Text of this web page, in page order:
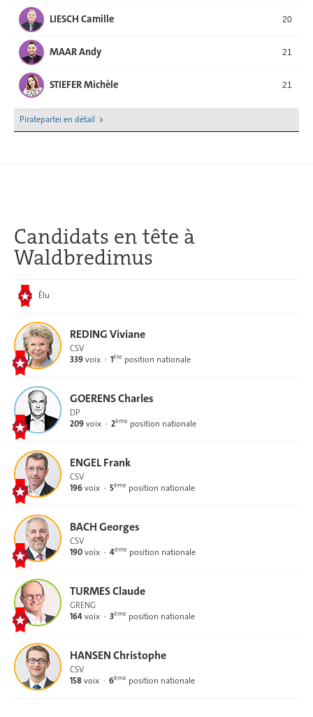
LIESCH Camille 20
MAAR Andy 21
STIEFER Michèle 21
Piratepartei en détail
Candidats en tête à
Waldbredimus
Élu
REDING Viviane
CSV
339voix 1ère position nationale
GOERENS Charles
DP
209voix 2ème position nationale
ENGEL Frank
CSV
196voix 5ème position nationale
BACH Georges
CSV
190voix 4ème position nationale
TURMES Claude
GRENG
164voix 3ème position nationale
HANSEN Christophe
CSV
158voix 6ème position nationale